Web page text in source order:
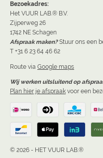
Bezoekadres:
Het VUUR LAB.® B.V.
Zijperweg 26
1742 NE Schagen
Afspraak maken? Stuur ons een
T +31 6 23 64 46 62
Route via Google maps
Wij werken uitsluitend op
Plan hier je afspraak voor een
© 2026 - HET VUUR LAB.®